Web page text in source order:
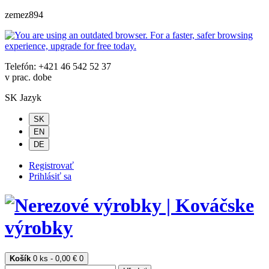
zemez894
Telefón: +421 46 542 52 37
v prac. dobe
SK Jazyk
SK
EN
DE
Registrovať
Prihlásiť sa
Košík 0 ks - 0,00 € 0